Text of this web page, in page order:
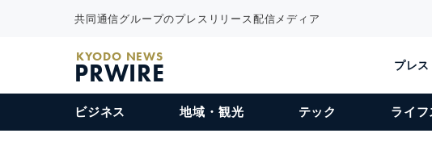
共同通信グループのプレスリリース配信メディア
KYODO NEWS
PRWIRE プレ
ビジネス 地域・観光 テック ライ